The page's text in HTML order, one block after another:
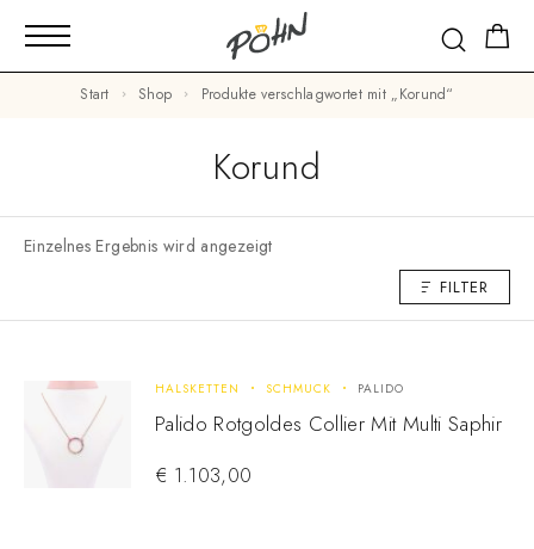
Start Shop Produkte verschlagwortet mit „Korund“
Korund
Einzelnes Ergebnis wird angezeigt
FILTER
HALSKETTEN SCHMUCK PALIDO
Palido Rotgoldes Collier Mit Multi Saphir
€ 1.103,00